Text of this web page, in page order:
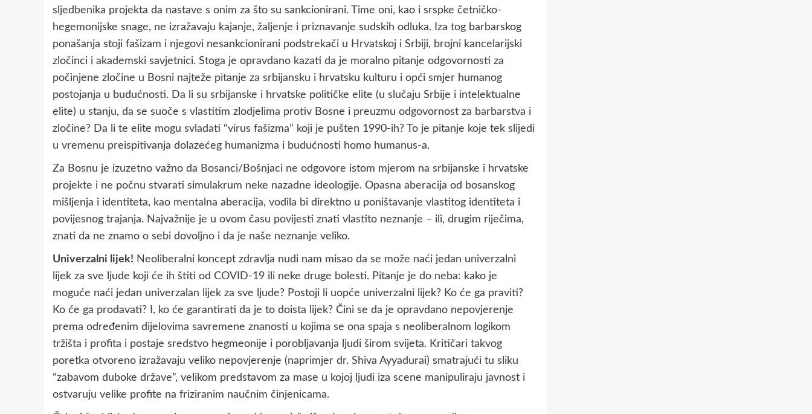
sljedbenika projekta da nastave s onim za što su sankcionirani. Time oni, kao i srspke četničko-
hegemonijske snage, ne izražavaju kajanje, žaljenje i priznavanje sudskih odluka. Iza tog barbarskog
ponašanja stoji fašizam i njegovi nesankcionirani podstrekači u Hrvatskoj i Srbiji, brojni kancelarijski
zločinci i akademski savjetnici. Stoga je opravdano kazati da je moralno pitanje odgovornosti za
počinjene zločine u Bosni najteže pitanje za srbijansku i hrvatsku kulturu i opći smjer humanog
postojanja u budućnosti. Da li su srbijanske i hrvatske političke elite (u slučaju Srbije i intelektualne
elite) u stanju, da se suoče s vlastitim zlodjelima protiv Bosne i preuzmu odgovornost za barbarstva i
zločine? Da li te elite mogu svladati “virus fašizma” koji je pušten 1990-ih? To je pitanje koje tek slijedi
u vremenu preispitivanja dolazećeg humanizma i budućnosti homo humanus-a.
Za Bosnu je izuzetno važno da Bosanci/Bošnjaci ne odgovore istom mjerom na srbijanske i hrvatske
projekte i ne počnu stvarati simulakrum neke nazadne ideologije. Opasna aberacija od bosanskog
mišljenja i identiteta, kao mentalna aberacija, vodila bi direktno u poništavanje vlastitog identiteta i
povijesnog trajanja. Najvažnije je u ovom času povijesti znati vlastito neznanje – ili, drugim riječima,
znati da ne znamo o sebi dovoljno i da je naše neznanje veliko.
Univerzalni lijek! Neoliberalni koncept zdravlja nudi nam misao da se može naći jedan univerzalni
lijek za sve ljude koji će ih štiti od COVID-19 ili neke druge bolesti. Pitanje je do neba: kako je
moguće naći jedan univerzalan lijek za sve ljude? Postoji li uopće univerzalni lijek? Ko će ga praviti?
Ko će ga prodavati? I, ko će garantirati da je to doista lijek? Čini se da je opravdano nepovjerenje
prema određenim dijelovima savremene znanosti u kojima se ona spaja s neoliberalnom logikom
tržišta i profita i postaje sredstvo hegmeonije i porobljavanja ljudi širom svijeta. Kritičari takvog
poretka otvoreno izražavaju veliko nepovjerenje (naprimjer dr. Shiva Ayyadurai) smatrajući tu sliku
“zabavom duboke države”, velikom predstavom za mase u kojoj ljudi iza scene manipuliraju javnost i
ostvaruju velike profite na friziranim naučnim činjenicama.